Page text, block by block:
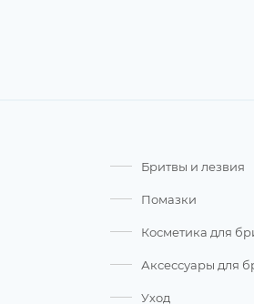
Бритвы и лезвия
Помазки
Косметика для
Аксессуары для
Уход